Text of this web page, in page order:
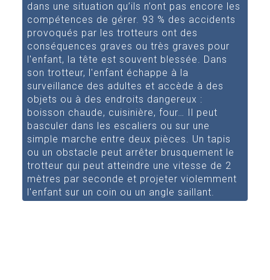
dans une situation qu’ils n’ont pas encore les
compétences de gérer. 93 % des accidents
provoqués par les trotteurs ont des
conséquences graves ou très graves pour
l'enfant, la tête est souvent blessée. Dans
son trotteur, l'enfant échappe à la
surveillance des adultes et accède à des
objets ou à des endroits dangereux :
boisson chaude, cuisinière, four… Il peut
basculer dans les escaliers ou sur une
simple marche entre deux pièces. Un tapis
ou un obstacle peut arrêter brusquement le
trotteur qui peut atteindre une vitesse de 2
mètres par seconde et projeter violemment
l'enfant sur un coin ou un angle saillant.